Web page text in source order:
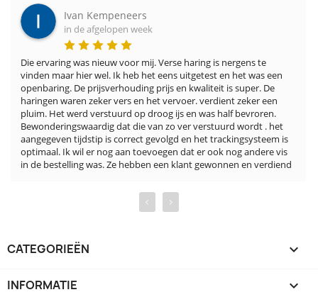
Ivan Kempeneers
in de afgelopen week
Die ervaring was nieuw voor mij. Verse haring is nergens te
vinden maar hier wel. Ik heb het eens uitgetest en het was een
openbaring. De prijsverhouding prijs en kwaliteit is super. De
haringen waren zeker vers en het vervoer. verdient zeker een
pluim. Het werd verstuurd op droog ijs en was half bevroren.
Bewonderingswaardig dat die van zo ver verstuurd wordt . het
aangegeven tijdstip is correct gevolgd en het trackingsysteem is
optimaal. Ik wil er nog aan toevoegen dat er ook nog andere vis
in de bestelling was. Ze hebben een klant gewonnen en verdiend
‹ ›
CATEGORIEËN 
INFORMATIE 